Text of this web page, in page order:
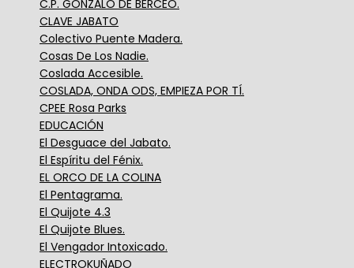
C.P. GONZALO DE BERCEO.
CLAVE JABATO
Colectivo Puente Madera.
Cosas De Los Nadie.
Coslada Accesible.
COSLADA, ONDA ODS, EMPIEZA POR TÍ.
CPEE Rosa Parks
EDUCACIÓN
El Desguace del Jabato.
El Espíritu del Fénix.
EL ORCO DE LA COLINA
El Pentagrama.
El Quijote 4.3
El Quijote Blues.
El Vengador Intoxicado.
ELECTROKUÑADO